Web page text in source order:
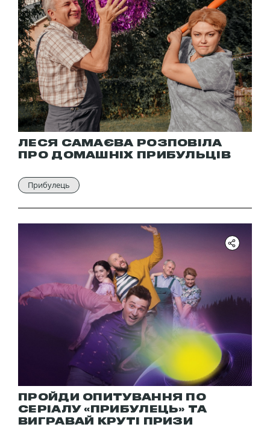
ЛЕСЯ САМАЄВА РОЗПОВІЛА
ПРО ДОМАШНІХ ПРИБУЛЬЦІВ
Прибулець
ПРОЙДИ ОПИТУВАННЯ ПО
СЕРІАЛУ «ПРИБУЛЕЦЬ» ТА
ВИГРАВАЙ КРУТІ ПРИЗИ